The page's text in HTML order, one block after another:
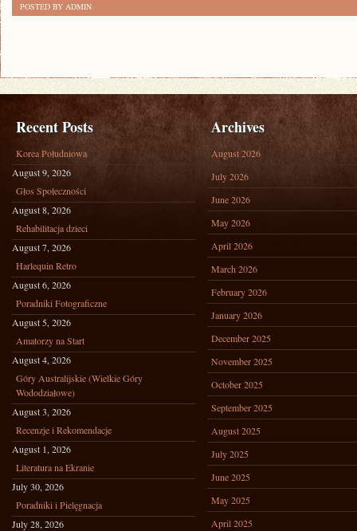
POSTED BY ADMIN
Recent Posts
Korea Południowa
August 9, 2026
Głos Społeczności
August 8, 2026
Rehabilitacja dzieci
August 7, 2026
Harlequin Retro
August 6, 2026
Poradniki Fotograficzne
August 5, 2026
Amatorzy na Start
August 4, 2026
Góry Australijskie (Wielkie Góry
Wododziałowe)
August 3, 2026
Recenzje i Rekomendacje
August 1, 2026
Literatura na Ekranie
July 30, 2026
Poradniki i Pielęgnacja
July 28, 2026
Archives
August 2026
July 2026
June 2026
May 2026
April 2026
March 2026
February 2026
January 2026
December 2025
November 2025
October 2025
September 2025
August 2025
July 2025
June 2025
May 2025
April 2025